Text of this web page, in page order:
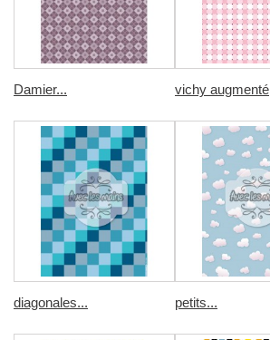
Damier... vichy augmenté
diagonales... petits...